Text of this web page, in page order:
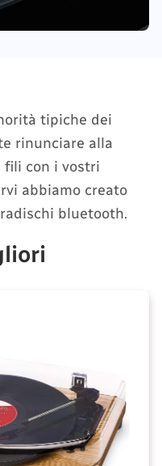
tipiche dei
rinunciare alla
fili con i vostri
abbiamo creato
bluetooth.